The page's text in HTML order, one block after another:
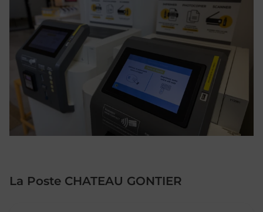
La Poste CHATEAU GONTIER